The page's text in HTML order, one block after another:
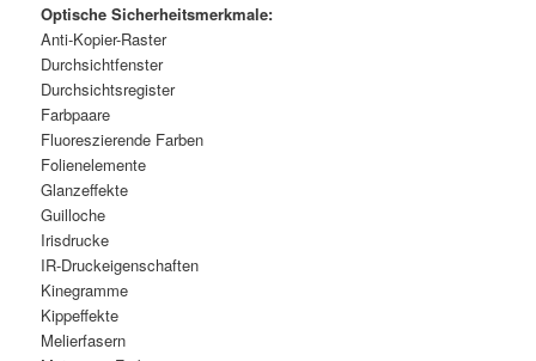
Optische Sicherheitsmerkmale:
Anti-Kopier-Raster
Durchsichtfenster
Durchsichtsregister
Farbpaare
Fluoreszierende Farben
Folienelemente
Glanzeffekte
Guilloche
Irisdrucke
IR-Druckeigenschaften
Kinegramme
Kippeffekte
Melierfasern